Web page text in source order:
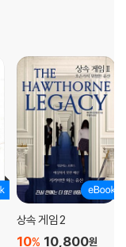
상속 게임 2
10,800원
10%